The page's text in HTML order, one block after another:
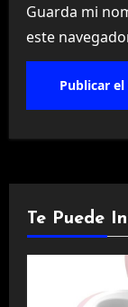
Guarda mi
este
Te Puede